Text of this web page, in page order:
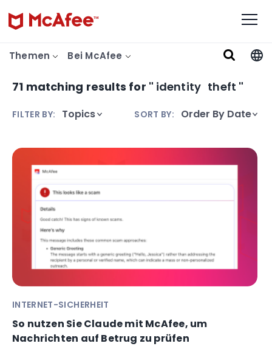
Themen Bei McAfee
71 matching results for " identity theft "
Search
FILTER BY: SORT BY:
INTERNET-SICHERHEIT
So nutzen Sie Claude mit McAfee, um
Nachrichten auf Betrug zu prüfen